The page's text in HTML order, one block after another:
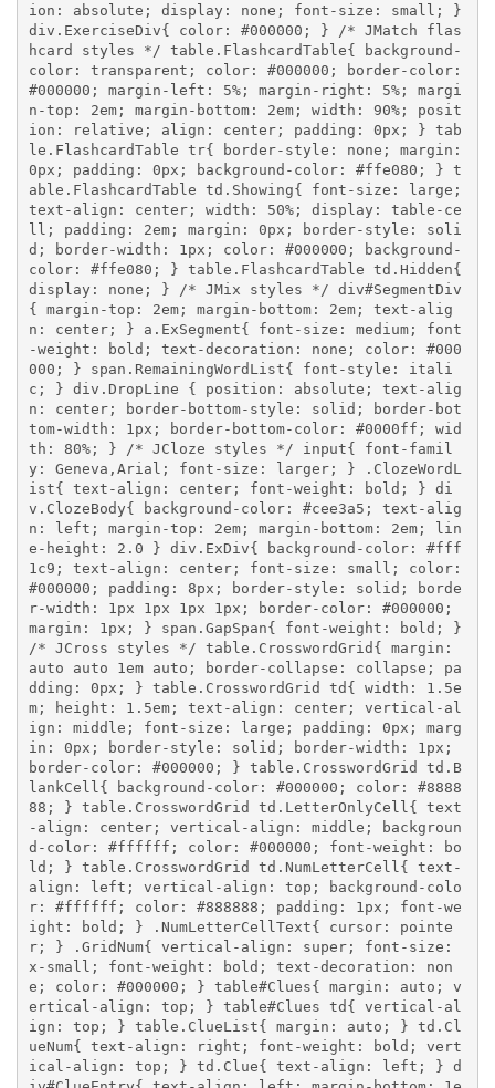
ion: absolute; display: none; font-size: small; }
div.ExerciseDiv{ color: #000000; } /* JMatch flas
hcard styles */ table.FlashcardTable{ background-
color: transparent; color: #000000; border-color:
#000000; margin-left: 5%; margin-right: 5%; margi
n-top: 2em; margin-bottom: 2em; width: 90%; posit
ion: relative; align: center; padding: 0px; } tab
le.FlashcardTable tr{ border-style: none; margin:
0px; padding: 0px; background-color: #ffe080; } t
able.FlashcardTable td.Showing{ font-size: large;
text-align: center; width: 50%; display: table-ce
ll; padding: 2em; margin: 0px; border-style: soli
d; border-width: 1px; color: #000000; background-
color: #ffe080; } table.FlashcardTable td.Hidden{
display: none; } /* JMix styles */ div#SegmentDiv
{ margin-top: 2em; margin-bottom: 2em; text-alig
n: center; } a.ExSegment{ font-size: medium; font
-weight: bold; text-decoration: none; color: #000
000; } span.RemainingWordList{ font-style: itali
c; } div.DropLine { position: absolute; text-alig
n: center; border-bottom-style: solid; border-bot
tom-width: 1px; border-bottom-color: #0000ff; wid
th: 80%; } /* JCloze styles */ input{ font-famil
y: Geneva,Arial; font-size: larger; } .ClozeWordL
ist{ text-align: center; font-weight: bold; } di
v.ClozeBody{ background-color: #cee3a5; text-alig
n: left; margin-top: 2em; margin-bottom: 2em; lin
e-height: 2.0 } div.ExDiv{ background-color: #fff
1c9; text-align: center; font-size: small; color:
#000000; padding: 8px; border-style: solid; borde
r-width: 1px 1px 1px 1px; border-color: #000000;
margin: 1px; } span.GapSpan{ font-weight: bold; }
/* JCross styles */ table.CrosswordGrid{ margin:
auto auto 1em auto; border-collapse: collapse; pa
dding: 0px; } table.CrosswordGrid td{ width: 1.5e
m; height: 1.5em; text-align: center; vertical-al
ign: middle; font-size: large; padding: 0px; marg
in: 0px; border-style: solid; border-width: 1px;
border-color: #000000; } table.CrosswordGrid td.B
lankCell{ background-color: #000000; color: #8888
88; } table.CrosswordGrid td.LetterOnlyCell{ text
-align: center; vertical-align: middle; backgroun
d-color: #ffffff; color: #000000; font-weight: bo
ld; } table.CrosswordGrid td.NumLetterCell{ text-
align: left; vertical-align: top; background-colo
r: #ffffff; color: #888888; padding: 1px; font-we
ight: bold; } .NumLetterCellText{ cursor: pointe
r; } .GridNum{ vertical-align: super; font-size:
x-small; font-weight: bold; text-decoration: non
e; color: #000000; } table#Clues{ margin: auto; v
ertical-align: top; } table#Clues td{ vertical-al
ign: top; } table.ClueList{ margin: auto; } td.Cl
ueNum{ text-align: right; font-weight: bold; vert
ical-align: top; } td.Clue{ text-align: left; } d